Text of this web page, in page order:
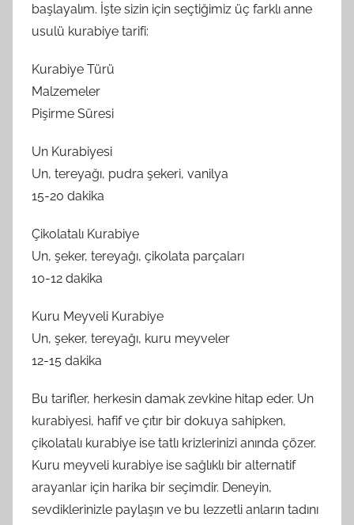
başlayalım. İşte sizin için seçtiğimiz üç farklı anne
usulü kurabiye tarifi:
Kurabiye Türü
Malzemeler
Pişirme Süresi
Un Kurabiyesi
Un, tereyağı, pudra şekeri, vanilya
15-20 dakika
Çikolatalı Kurabiye
Un, şeker, tereyağı, çikolata parçaları
10-12 dakika
Kuru Meyveli Kurabiye
Un, şeker, tereyağı, kuru meyveler
12-15 dakika
Bu tarifler, herkesin damak zevkine hitap eder. Un
kurabiyesi, hafif ve çıtır bir dokuya sahipken,
çikolatalı kurabiye ise tatlı krizlerinizi anında çözer.
Kuru meyveli kurabiye ise sağlıklı bir alternatif
arayanlar için harika bir seçimdir. Deneyin,
sevdiklerinizle paylaşın ve bu lezzetli anların tadını